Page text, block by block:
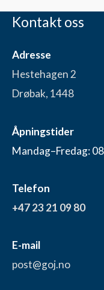
Kontakt oss
Adresse
Hestehagen 2
Drøbak, 1448
Åpningstider
Mandag–Fredag:
Telefon
+47 23 21 09 80
E-mail
post@goj.no